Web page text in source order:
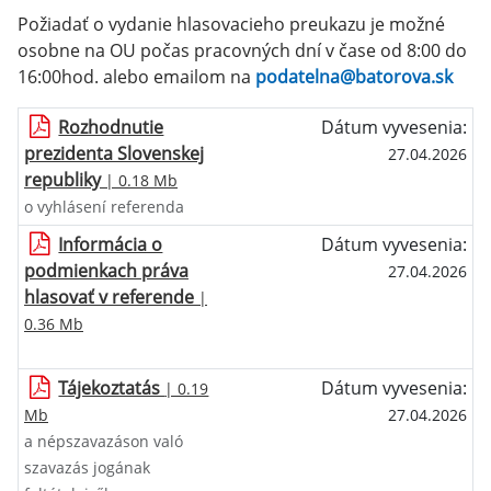
Požiadať o vydanie hlasovacieho preukazu je možné
osobne na OU počas pracovných dní v čase od 8:00 do
16:00hod. alebo emailom na podatelna@batorova.sk
Rozhodnutie
prezidenta Slovenskej
republiky| 0.18 Mb
Dátum vyvesenia:
27.04.2026
o vyhlásení referenda
Informácia o
podmienkach práva
hlasovať v referende |
0.36 Mb
Dátum vyvesenia:
27.04.2026
Tájekoztatás | 0.19
Mb
Dátum vyvesenia:
27.04.2026
a népszavazáson való
szavazás jogának